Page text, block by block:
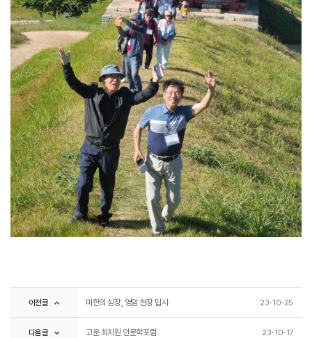
이전글 마한의 심장, 영암 현장 답사 23-10-25
다음글 고운 최치원 인문학포럼 23-10-17